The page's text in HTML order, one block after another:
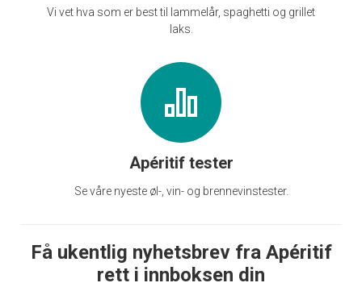
Vi vet hva som er best til lammelår, spaghetti og grillet
laks.
Apéritif tester
Se våre nyeste øl-, vin- og brennevinstester.
Få ukentlig nyhetsbrev fra Apéritif
rett i innboksen din